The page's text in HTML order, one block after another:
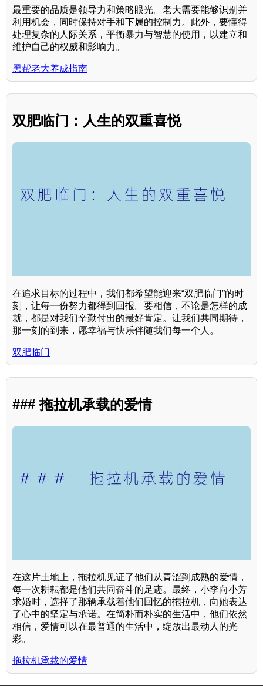
最重要的品质是领导力和策略眼光。老大需要能够识别并
利用机会，同时保持对手和下属的控制力。此外，要懂得
处理复杂的人际关系，平衡暴力与智慧的使用，以建立和
维护自己的权威和影响力。
黑帮老大养成指南
双肥临门：人生的双重喜悦
在追求目标的过程中，我们都希望能迎来“双肥临门”的时
刻，让每一份努力都得到回报。要相信，不论是怎样的成
就，都是对我们辛勤付出的最好肯定。让我们共同期待，
那一刻的到来，愿幸福与快乐伴随我们每一个人。
双肥临门
### 拖拉机承载的爱情
在这片土地上，拖拉机见证了他们从青涩到成熟的爱情，
每一次耕耘都是他们共同奋斗的足迹。最终，小李向小芳
求婚时，选择了那辆承载着他们回忆的拖拉机，向她表达
了心中的坚定与承诺。在简朴而朴实的生活中，他们依然
相信，爱情可以在最普通的生活中，绽放出最动人的光
彩。
拖拉机承载的爱情